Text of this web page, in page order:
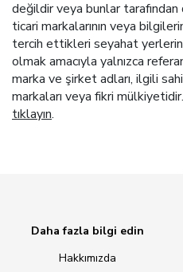
değildir veya bunlar
ticari markalarının veya
tercih ettikleri seyahat
olmak amacıyla yalnızca
marka ve şirket adları, ilgili
markaları veya fikri mülkiyetidir.
tıklayın.
Daha fazla bilgi edin
Hakkımızda